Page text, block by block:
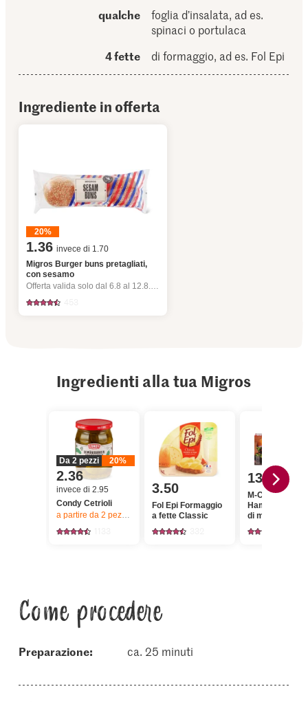
qualche
foglia d’insalata, ad es.
spinaci o portulaca
4 fette
di formaggio, ad es. Fol Epi
Ingrediente in offerta
20%
1.36 invece di 1.70
Migros Burger buns pretagliati,
con sesamo
Offerta valida solo dal 6.8 al 12.8.2026, fino a esaurimento dello stock.
Ingredienti alla tua Migros
Da 2 pezzi 20%
2.36
invece di 2.95
Condy Cetrioli
a partire da 2 pezzi, Offerta valida solo dal 6.8 al 12.8.2026, fino a
3.50
Fol Epi Formaggio
a fette Classic
13.95
M-Classic
Hamburger
di manzo
Come procedere
Preparazione: ca. 25 minuti